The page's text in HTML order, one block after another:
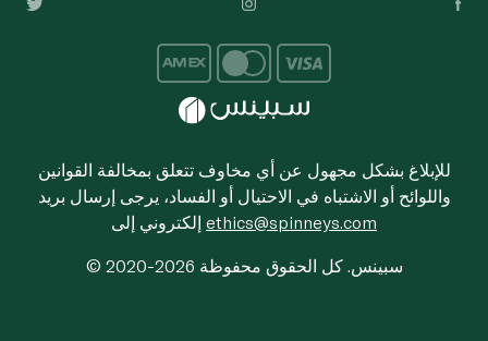
للإبلاغ بشكل مجهول عن أي مخاوف تتعلق بمخالفة القوانين
واللوائح أو الاشتباه في الاحتيال أو الفساد، يرجى إرسال بريد
ethics@spinneys.com
© 2020-2026 سبينس. كل الحقوق محفوظة